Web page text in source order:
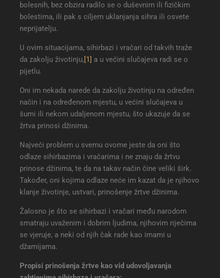
bolesnih, bez obzira radilo se o duševnim ili fizičkim
bolestima, ili pak s ciljem uklanjanja sihra ili osvete
neprijatelju.
U ovim situacijama, sihirbazi i vračari od takvih traže
da zakolju životinju,[1] a u većini slučajeva radi se o
pijetlu.
Oni im nekada narede da zakolju životinju na određen
način i na određenom mjestu, u većini slučajeva u
šumi ili nekom udaljenom mjestu, što ukazuje da se
žrtva prinosi džinima.
Najveći problem u svemu ovome jeste da oni što
odlaze sihirbazima i vračarima i ne znaju da žrtvu
prinose džinima, te da na takav način čine veliki širk.
Također, oni kojima odlaze neće im kazat da je njihovo
klanje životinje, ustvari, prinošenje žrtve džinima.
Žalosno je što se sihirbazi i vračari među narodom
smatraju uvaženim i dobrim ljudima, njihovim riječima
se vjeruje, a neki od njih čak rade kao imami u
džamijama.
Propisi prinošenja žrtve kao vid udovoljavanja